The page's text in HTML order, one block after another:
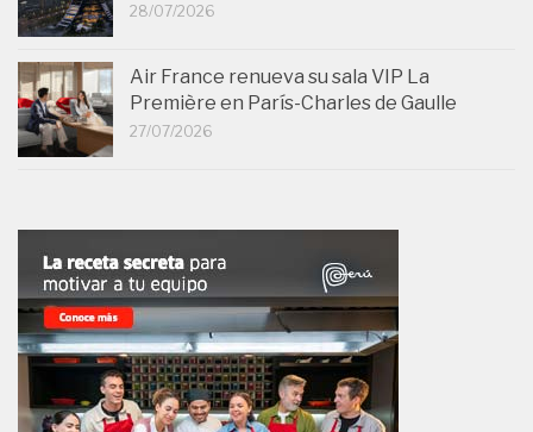
28/07/2026
Air France renueva su sala VIP La
Première en París-Charles de Gaulle
27/07/2026